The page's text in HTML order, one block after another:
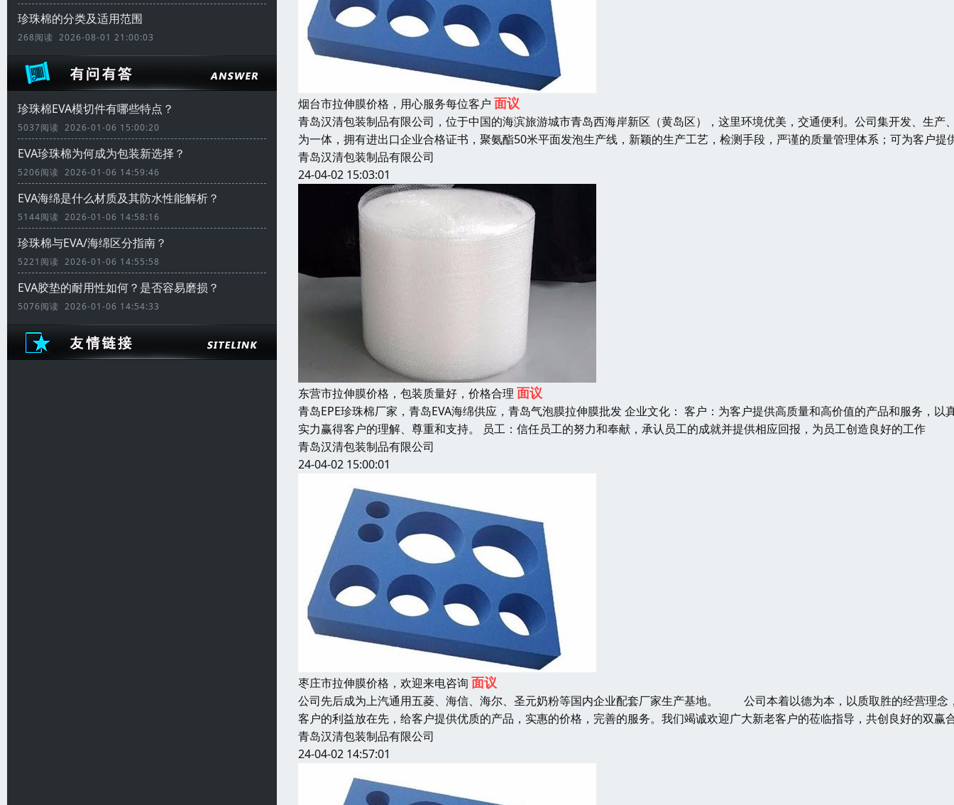
珍珠棉的分类及适用范围
268阅读 2026-08-01 21:00:03
珍珠棉EVA模切件有哪些特点？
5037阅读 2026-01-06 15:00:20
EVA珍珠棉为何成为包装新选择？
5206阅读 2026-01-06 14:59:46
EVA海绵是什么材质及其防水性能解析？
5144阅读 2026-01-06 14:58:16
珍珠棉与EVA/海绵区分指南？
5221阅读 2026-01-06 14:55:58
EVA胶垫的耐用性如何？是否容易磨损？
5076阅读 2026-01-06 14:54:33
烟台市拉伸膜价格，用心服务每位客户 面议
青岛汉清包装制品有限公司，位于中国的海滨旅游城市青岛西海岸新区（黄岛区），这里环境优美，交通便利。公司集开发、生产
为一体，拥有进出口企业合格证书，聚氨酯50米平面发泡生产线，新颖的生产工艺，检测手段，严谨的质量管理体系；可为客户提
青岛汉清包装制品有限公司
24-04-02 15:03:01
东营市拉伸膜价格，包装质量好，价格合理 面议
青岛EPE珍珠棉厂家，青岛EVA海绵供应，青岛气泡膜拉伸膜批发 企业文化： 客户：为客户提供高质量和高价值的产品和服务，以
实力赢得客户的理解、尊重和支持。 员工：信任员工的努力和奉献，承认员工的成就并提供相应回报，为员工创造良好的工作
青岛汉清包装制品有限公司
24-04-02 15:00:01
枣庄市拉伸膜价格，欢迎来电咨询 面议
公司先后成为上汽通用五菱、海信、海尔、圣元奶粉等国内企业配套厂家生产基地。 公司本着以德为本，以质取胜的经营理念
客户的利益放在先，给客户提供优质的产品，实惠的价格，完善的服务。我们竭诚欢迎广大新老客户的莅临指导，共创良好的双赢
青岛汉清包装制品有限公司
24-04-02 14:57:01